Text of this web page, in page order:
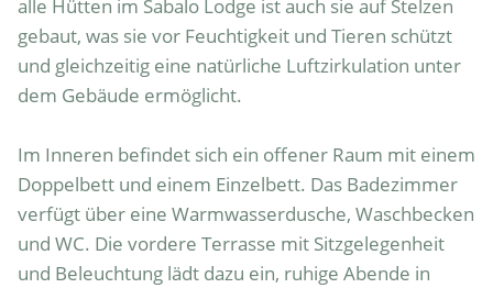
alle Hütten im Sabalo Lodge ist auch sie auf Stelzen
gebaut, was sie vor Feuchtigkeit und Tieren schützt
und gleichzeitig eine natürliche Luftzirkulation unter
dem Gebäude ermöglicht.
Im Inneren befindet sich ein offener Raum mit einem
Doppelbett und einem Einzelbett. Das Badezimmer
verfügt über eine Warmwasserdusche, Waschbecken
und WC. Die vordere Terrasse mit Sitzgelegenheit
und Beleuchtung lädt dazu ein, ruhige Abende in